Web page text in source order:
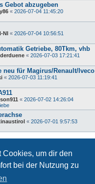
Cookies, um dir den
bei der Nutzung zu
Gebot abzugeben
« 2026-07-04 11:45:20
NI « 2026-07-04 10:56:51
Getriebe, 80Tkm, vhb
« 2026-07-03 17:21:41
neu für Magirus/Renault/Iveco
« 2026-07-03 11:19:41
« 2026-07-02 14:26:04
« 2026-07-01 9:57:53
Treffer Seite1von
1 2 3